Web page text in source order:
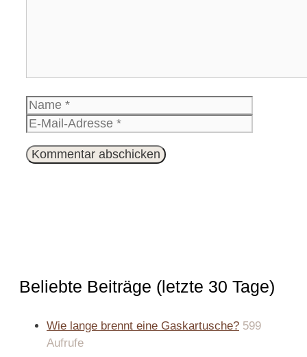
Name
Beliebte Beiträge (letzte 30 Tage)
Wie lange brennt eine Gaskartusche? 599
Aufrufe